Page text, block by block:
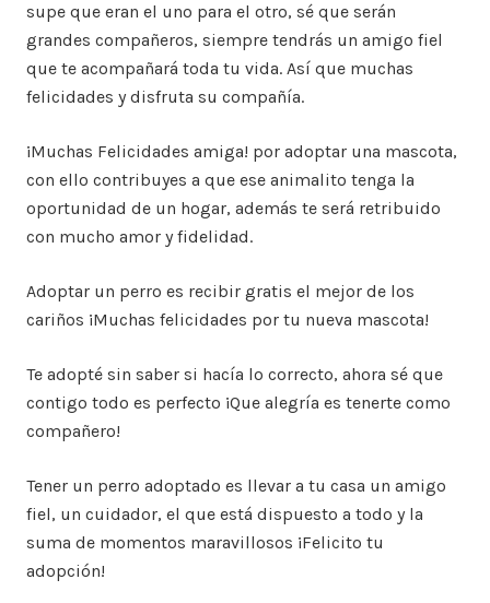
supe que eran el uno para el otro, sé que serán
grandes compañeros, siempre tendrás un amigo fiel
que te acompañará toda tu vida. Así que muchas
felicidades y disfruta su compañía.
¡Muchas Felicidades amiga! por adoptar una mascota,
con ello contribuyes a que ese animalito tenga la
oportunidad de un hogar, además te será retribuido
con mucho amor y fidelidad.
Adoptar un perro es recibir gratis el mejor de los
cariños ¡Muchas felicidades por tu nueva mascota!
Te adopté sin saber si hacía lo correcto, ahora sé que
contigo todo es perfecto ¡Que alegría es tenerte como
compañero!
Tener un perro adoptado es llevar a tu casa un amigo
fiel, un cuidador, el que está dispuesto a todo y la
suma de momentos maravillosos ¡Felicito tu
adopción!